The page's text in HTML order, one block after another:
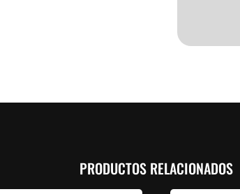
PRODUCTOS RELACIONADOS